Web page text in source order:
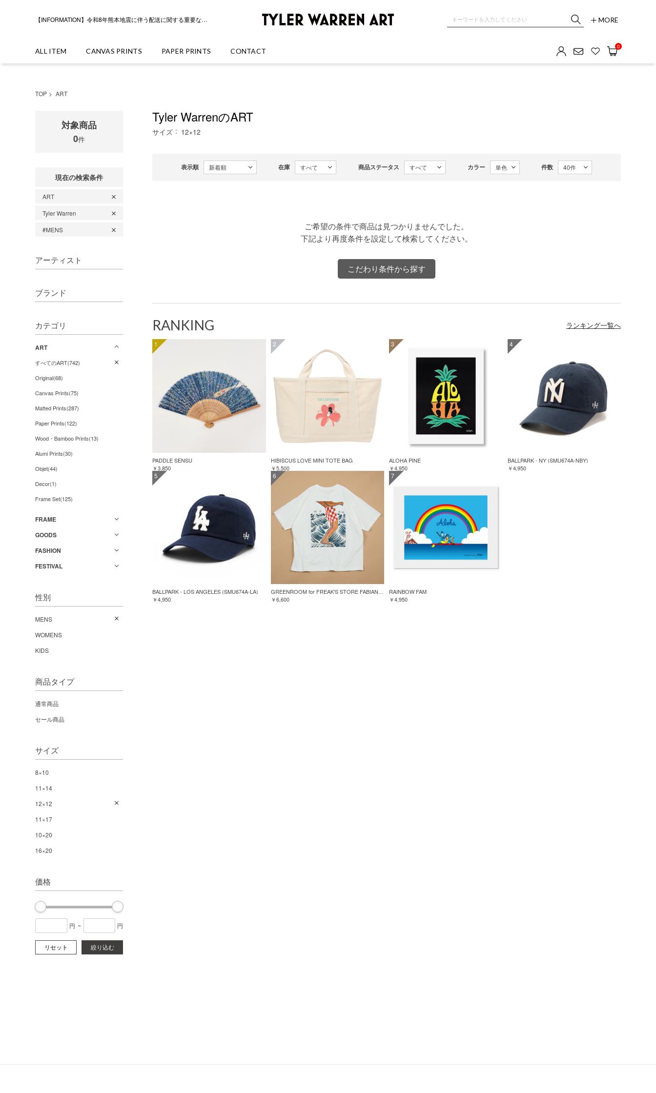
【INFORMATION】令和8年熊本地震に伴う配送に関する重要なお知らせ GREENROOM GALLERY MORE
ALL ITEM CANVAS PRINTS PAPER PRINTS CONTACT
0
TOP ART
対象商品
0件
現在の検索条件
ART
Tyler Warren
#MENS
アーティスト
ブランド
カテゴリ
ART
すべてのART(742)
Original(68)
Canvas Prints(75)
Matted Prints(287)
Paper Prints(122)
Wood・Bamboo Prints(13)
Alumi Prints(30)
Objet(44)
Decor(1)
Frame Set(125)
FRAME
GOODS
FASHION
FESTIVAL
性別
MENS
WOMENS
KIDS
商品タイプ
通常商品
セール商品
サイズ
8×10
11×14
12×12
11×17
10×20
16×20
価格
円 ~ 円
リセット 絞り込む
Tyler WarrenのART
サイズ 12×12
表示順 在庫 商品ステータス カラー 件数
ご希望の条件で商品は見つかりませんでした。
下記より再度条件を設定して検索してください。
こだわり条件から探す
RANKING ランキング一覧へ
1
PADDLE SENSU
￥3,850
2
HIBISCUS LOVE MINI TOTE BAG
￥5,500
3
ALOHA PINE
￥4,950
4
BALLPARK - NY (SMU674A-NBY)
￥4,950
5
BALLPARK - LOS ANGELES (SMU674A-LA)
￥4,950
6
GREENROOM for FREAK'S STORE FABIAN LAVATER S/S TEE
￥6,600
7
RAINBOW FAM
￥4,950